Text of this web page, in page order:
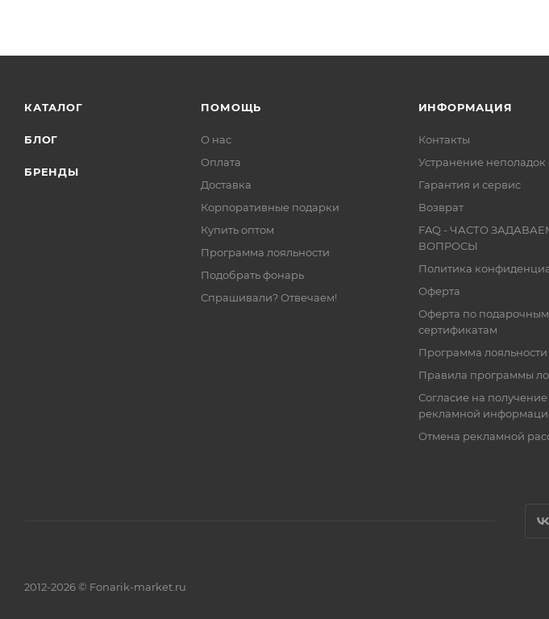
КАТАЛОГ
БЛОГ
БРЕНДЫ
ПОМОЩЬ
О нас
Оплата
Доставка
Корпоративные подарки
Купить оптом
Программа лояльности
Подобрать фонарь
Спрашивали? Отвечаем!
ИНФОРМАЦИЯ
Контакты
Устранение
Гарантия и сервис
Возврат
FAQ - ЧАСТО
ВОПРОСЫ
Политика
Оферта
Оферта по подарочным
сертификатам
Программа лояльности
Правила программы
Согласие на
рекламной
Отмена рекламной
2012-2026 © Fonarik-market.ru